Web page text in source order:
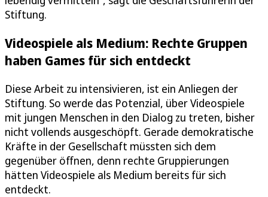
Stiftung.
Videospiele als Medium: Rechte Gruppen
haben Games für sich entdeckt
Diese Arbeit zu intensivieren, ist ein Anliegen der
Stiftung. So werde das Potenzial, über Videospiele
mit jungen Menschen in den Dialog zu treten, bisher
nicht vollends ausgeschöpft. Gerade demokratische
Kräfte in der Gesellschaft müssten sich dem
gegenüber öffnen, denn rechte Gruppierungen
hätten Videospiele als Medium bereits für sich
entdeckt.